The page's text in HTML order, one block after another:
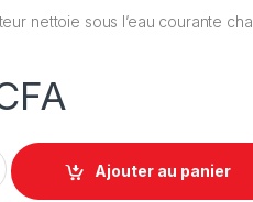
nettoie sous l’eau courante
rechargeable 3 en 1
Ajouter au panier